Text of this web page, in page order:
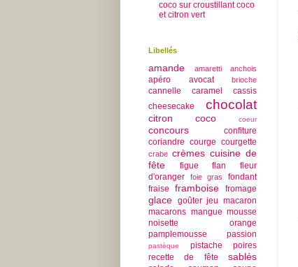
coco sur croustillant coco
et citron vert
Libellés
amande amaretti anchois
apéro avocat brioche
cannelle caramel
cassis
cheesecake
chocolat
citron coco coeur
concours
confiture
coriandre courge courgette
crabe crèmes cuisine de
fête
figue flan
fleur
d'oranger
foie gras
fondant
fraise
framboise fromage
glace goûter jeu macaron
macarons mangue mousse
noisette
orange
pamplemousse
passion
pastèque pistache
poires
recette de fête
sablés